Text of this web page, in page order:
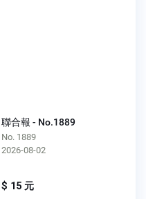
聯合報 - No.1889
No. 1889
2026-08-02
$ 15 元